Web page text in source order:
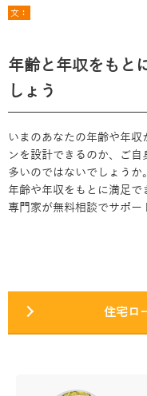
文：
年齢と年収をもと
しょう
いまのあなたの年齢や年
ンを設計できるのか、ご
多いのではないでしょうか。
年齢や年収をもとに満足
専門家が無料相談でサポー
住宅ロ